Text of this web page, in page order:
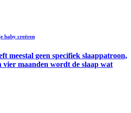
baby creëren
meestal geen specifiek slaappatroon,
maanden wordt de slaap wat